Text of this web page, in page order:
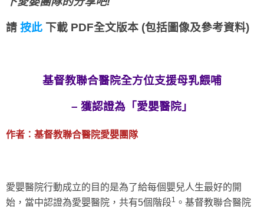
請 按此 下載 PDF全文版本 (包括圖像及參考資料)
基督教聯合醫院全方位支援母乳餵哺
– 獲認證為「愛嬰醫院」
作者︰基督教聯合醫院愛嬰團隊
愛嬰醫院行動成立的目的是為了給每個嬰兒人生最好的開
始，當中認證為愛嬰醫院，共有5個階段1 。基督教聯合醫院